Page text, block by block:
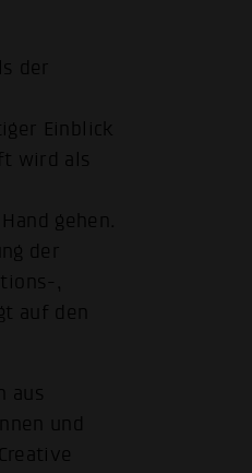
der
Einblick
wird als
gehen.
der
,
auf den
aus
und